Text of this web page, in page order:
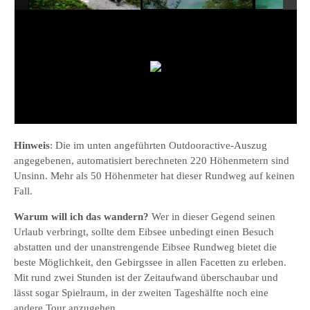
Hinweis: Die im unten angeführten Outdooractive-Auszug
angegebenen, automatisiert berechneten 220 Höhenmetern sind
Unsinn. Mehr als 50 Höhenmeter hat dieser Rundweg auf keinen
Fall.
Warum will ich das wandern? Wer in dieser Gegend seinen
Urlaub verbringt, sollte dem Eibsee unbedingt einen Besuch
abstatten und der unanstrengende Eibsee Rundweg bietet die
beste Möglichkeit, den Gebirgssee in allen Facetten zu erleben.
Mit rund zwei Stunden ist der Zeitaufwand überschaubar und
lässt sogar Spielraum, in der zweiten Tageshälfte noch eine